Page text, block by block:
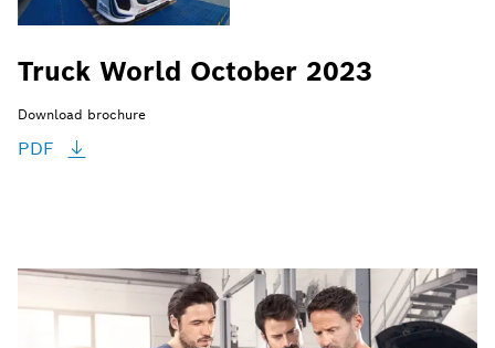
Truck World October 2023
Download brochure
PDF